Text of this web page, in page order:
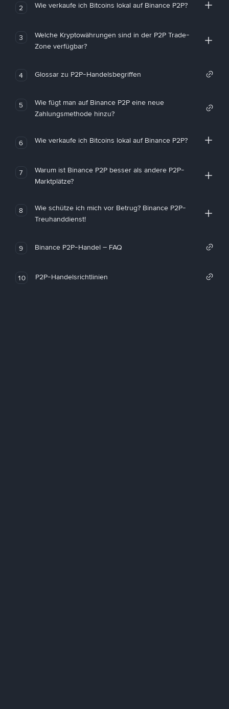
2 Wie verkaufe ich Bitcoins lokal auf Binance P2P?
3
Welche Kryptowährungen sind in der P2P Trade-
Zone verfügbar?
4 Glossar zu P2P-Handelsbegriffen
5
Wie fügt man auf Binance P2P eine neue
Zahlungsmethode hinzu?
6 Wie verkaufe ich Bitcoins lokal auf Binance P2P?
7
Warum ist Binance P2P besser als andere P2P-
Marktplätze?
8
Wie schütze ich mich vor Betrug? Binance P2P-
Treuhanddienst!
9 Binance P2P-Handel – FAQ
10 P2P-Handelsrichtlinien